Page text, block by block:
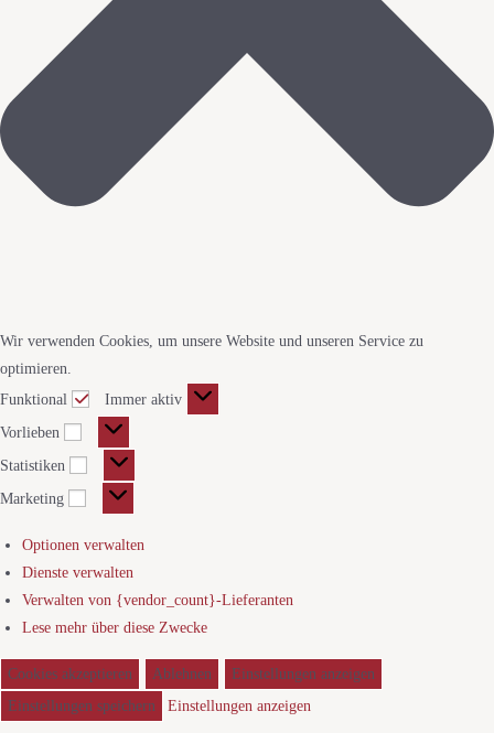
Wir verwenden Cookies, um unsere Website und unseren Service zu
optimieren.
Funktional
Immer aktiv
Vorlieben
Statistiken
Marketing
Optionen verwalten
Dienste verwalten
Verwalten von {vendor_count}-Lieferanten
Lese mehr über diese Zwecke
Cookies akzeptieren Ablehnen
Einstellungen anzeigen
Einstellungen speichern
Einstellungen anzeigen